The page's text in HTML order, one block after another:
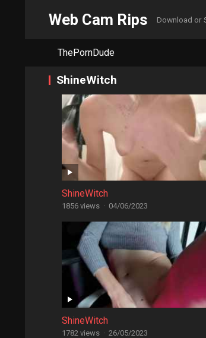
Web Cam Rips Download or
ThePornDude
ShineWitch
ShineWitch
1856 views · 04/06/2023
ShineWitch
1782 views · 26/05/2023